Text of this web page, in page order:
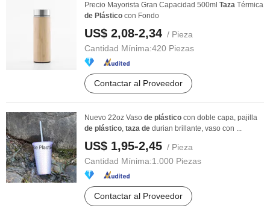
Precio Mayorista Gran Capacidad 500ml Taza Térmica
de Plástico con Fondo
US$ 2,08-2,34 / Pieza
Cantidad Mínima:420 Piezas
Contactar al Proveedor
Nuevo 22oz Vaso de plástico con doble capa, pajilla
de plástico, taza de durian brillante, vaso con ...
US$ 1,95-2,45 / Pieza
Cantidad Mínima:1.000 Piezas
Contactar al Proveedor